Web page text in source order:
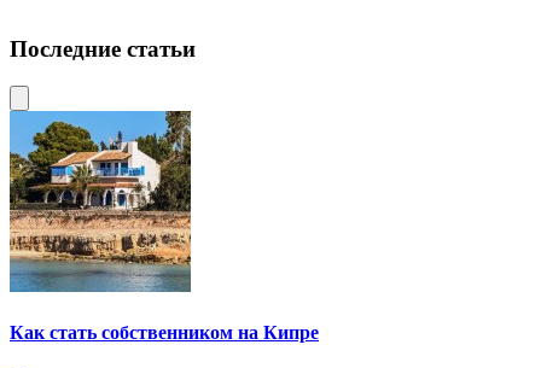
Последние статьи
Как стать собственником на Кипре